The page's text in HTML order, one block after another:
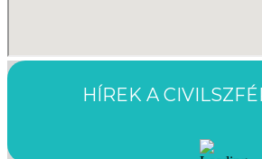
HÍREK A